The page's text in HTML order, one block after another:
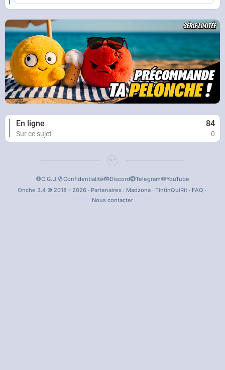
En ligne 84
Sur ce sujet 0
C.G.U. Confidentialité Discord Telegram
YouTube
Onche 3.4 © 2018 - 2026 · Partenaires : Madzona· TintinQuiRit· FAQ ·
Nous contacter